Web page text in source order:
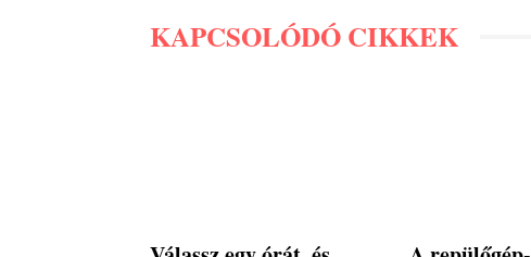
KAPCSOLÓDÓ CIKKEK